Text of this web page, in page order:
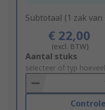
Subtotaal (1 zak
€ 22,00
(excl. BTW)
Add
to
Basket
Aantal stuks
selecteer of typ